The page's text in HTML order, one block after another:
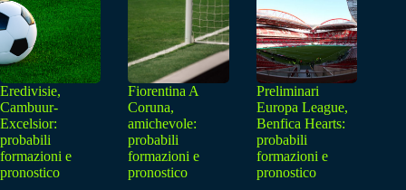
Eredivisie,
Cambuur-
Excelsior:
probabili
formazioni e
pronostico
Fiorentina A
Coruna,
amichevole:
probabili
formazioni e
pronostico
Preliminari
Europa League,
Benfica Hearts:
probabili
formazioni e
pronostico